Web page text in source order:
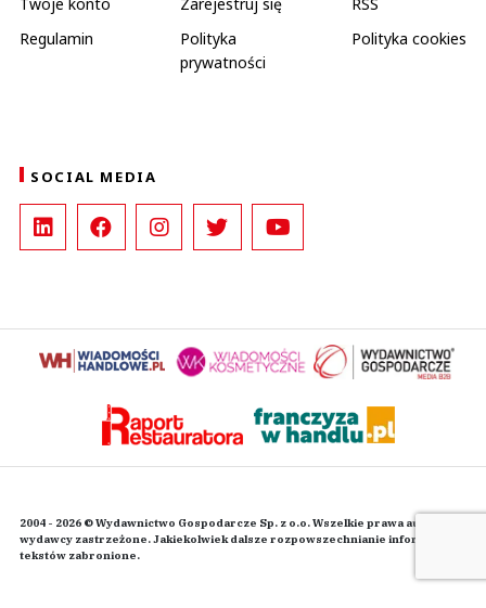
Regulamin
Polityka
prywatności
Polityka cookies
SOCIAL MEDIA
2004 - 2026 © Wydawnictwo Gospodarcze Sp. z o.o. Wszelkie prawa autorskie
wydawcy zastrzeżone. Jakiekolwiek dalsze rozpowszechnianie informacji i
tekstów zabronione.